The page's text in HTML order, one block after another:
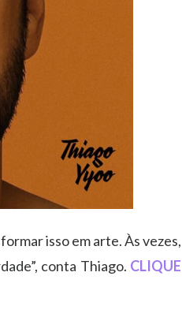
isso em arte. Às vezes,
conta Thiago. CLIQUE